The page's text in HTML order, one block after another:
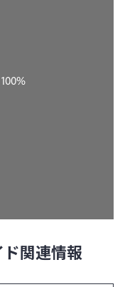
関連情報